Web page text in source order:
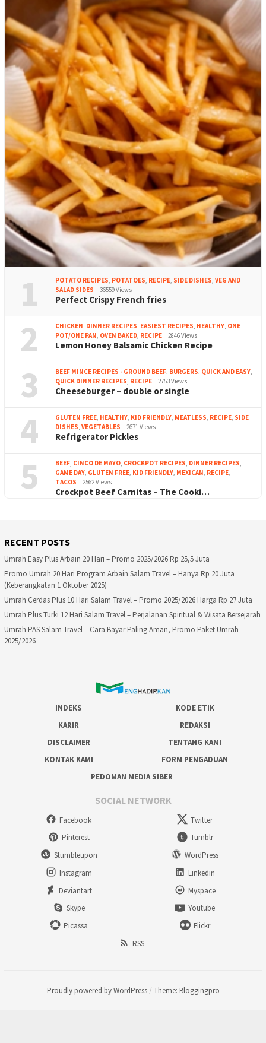
1 POTATO RECIPES POTATOES RECIPE SIDE DISHES VEG AND
SALAD SIDES
36559 Views
Perfect Crispy French fries
2 CHICKEN DINNER RECIPES EASIEST RECIPES HEALTHY ONE
POT/ONE PAN OVEN BAKED RECIPE 2846 Views
Lemon Honey Balsamic Chicken Recipe
3 BEEF MINCE RECIPES - GROUND BEEF BURGERS QUICK AND EASY
QUICK DINNER RECIPES RECIPE 2753 Views
Cheeseburger – double or single
4 GLUTEN FREE HEALTHY KID FRIENDLY MEATLESS RECIPE SIDE
DISHES VEGETABLES 2671 Views
Refrigerator Pickles
5 BEEF CINCO DE MAYO CROCKPOT RECIPES DINNER RECIPES
GAME DAY GLUTEN FREE KID FRIENDLY MEXICAN RECIPE
TACOS
2562 Views
Crockpot Beef Carnitas – The Cooki…
RECENT POSTS
Umrah Easy Plus Arbain 20 Hari – Promo 2025/2026 Rp 25,5 Juta
Promo Umrah 20 Hari Program Arbain Salam Travel – Hanya Rp 20 Juta
(Keberangkatan 1 Oktober 2025)
Umrah Cerdas Plus 10 Hari Salam Travel – Promo 2025/2026 Harga Rp 27 Juta
Umrah Plus Turki 12 Hari Salam Travel – Perjalanan Spiritual & Wisata Bersejarah
Umrah PAS Salam Travel – Cara Bayar Paling Aman, Promo Paket Umrah
2025/2026
INDEKS
KODE ETIK
KARIR
REDAKSI
DISCLAIMER
TENTANG KAMI
KONTAK KAMI
FORM PENGADUAN
PEDOMAN MEDIA SIBER
SOCIAL NETWORK
Facebook
Twitter
Pinterest
Tumblr
Stumbleupon
WordPress
Instagram
Linkedin
Deviantart
Myspace
Skype
Youtube
Picassa
Flickr
RSS
Proudly powered by WordPress / Theme: Bloggingpro